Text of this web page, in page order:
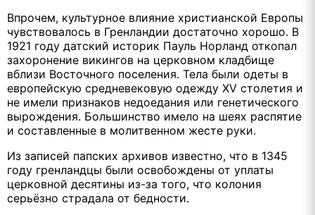
Впрочем, культурное влияние христианской Европы
чувствовалось в Гренландии достаточно хорошо. В
1921 году датский историк Пауль Норланд откопал
захоронение викингов на церковном кладбище
вблизи Восточного поселения. Тела были одеты в
европейскую средневековую одежду XV столетия и
не имели признаков недоедания или генетического
вырождения. Большинство имело на шеях распятие
и составленные в молитвенном жесте руки.
Из записей папских архивов известно, что в 1345
году гренландцы были освобождены от уплаты
церковной десятины из-за того, что колония
серьёзно страдала от бедности.